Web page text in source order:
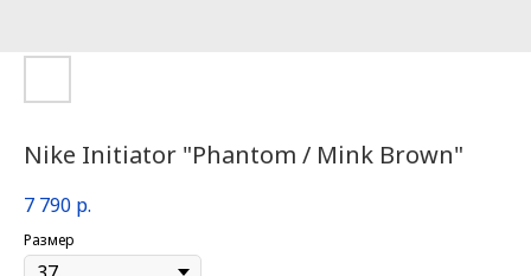
Nike Initiator "Phantom / Mink Brown"
7 790 р.
Размер